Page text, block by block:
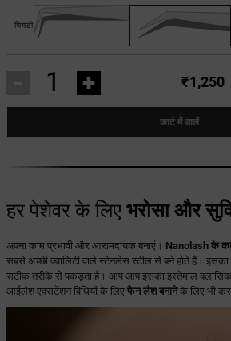
चिमटी
+ ₹1,250
कार्ट में डालें
हर पेशेवर के लिए भरोसा और
अपना काम प्रभावी और आरामदायक बनाएं। Nanolash के
सबसे अच्छी क्वालिटी वाले स्टेनलेस स्टील से बने होते हैं।
सटीक तरीके से पकड़ता है। आप आप इसका इस्तेमाल क्लासिक
आईलैश एक्सटेंशन विधियों के लिए फैन लैश बनानेके लिए भी